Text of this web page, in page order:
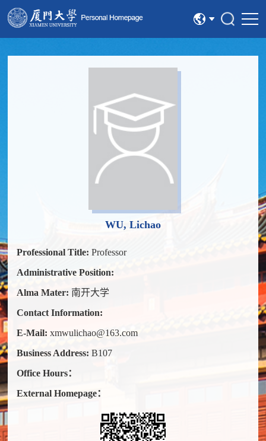
WU, Lichao
Professional Title:Professor
Administrative Position:
Alma Mater: 南开大学
Contact Information:
E-Mail:xmwulichao@163.com
Business Address:B107
Office Hours：
External Homepage：